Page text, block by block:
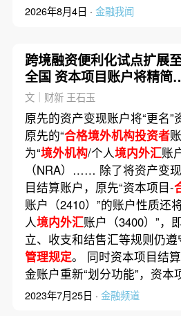
2026年8月4日 · 金融我闻
跨境融资便利化试点扩展
全国 资本项目账户将精简
合
文｜财新 王石玉
原先的资产变现账户将“更名”
原先的“合格境外机构投资者
为“境外机构/个人境内外汇账
（NRA）…… 除了将资产变
目结算账户，原先“资本项目-
账户（2410）”的账户性质还
人境内外汇账户（3400）”，
立、收支和结售汇等规则仍
管理规定。 同时资本项目结
金账户重新“划分功能”，资
2023年7月25日 · 金融频道